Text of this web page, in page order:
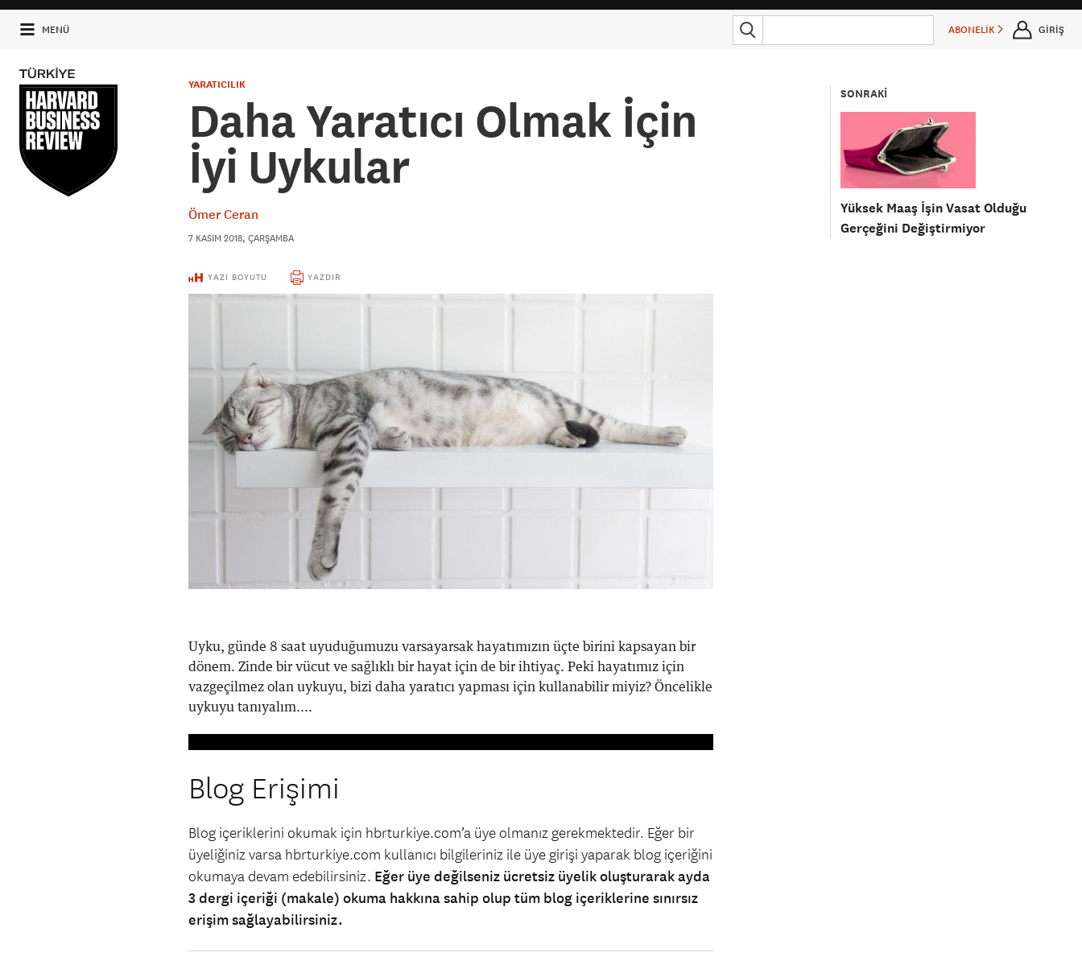
MENÜ ABONELİK GİRİŞ
SONRAKİ
Yüksek Maaş İşin Vasat Olduğu
Gerçeğini Değiştirmiyor
YARATICILIK
Daha Yaratıcı Olmak İçin
İyi Uykular
Ömer Ceran
7 KASIM 2018, ÇARŞAMBA
YAZI BOYUTU YAZDIR
Uyku, günde 8 saat uyuduğumuzu varsayarsak hayatımızın üçte birini kapsayan bir
dönem. Zinde bir vücut ve sağlıklı bir hayat için de bir ihtiyaç. Peki hayatımız için
vazgeçilmez olan uykuyu, bizi daha yaratıcı yapması için kullanabilir miyiz? Öncelikle
uykuyu tanıyalım....
Blog Erişimi
Blog içeriklerini okumak için hbrturkiye.com’a üye olmanız gerekmektedir. Eğer bir
üyeliğiniz varsa hbrturkiye.com kullanıcı bilgileriniz ile üye girişi yaparak blog içeriğini
okumaya devam edebilirsiniz. Eğer üye değilseniz ücretsiz üyelik oluşturarak ayda
3 dergi içeriği (makale) okuma hakkına sahip olup tüm blog içeriklerine sınırsız
erişim sağlayabilirsiniz.